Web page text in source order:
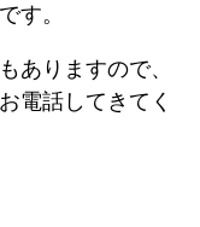
す。
ありますので、
電話してきてく